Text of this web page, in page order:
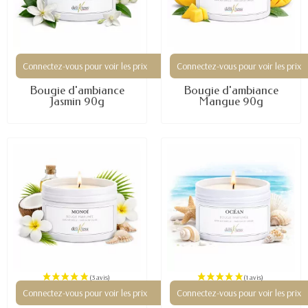
Connectez-vous pour voir les prix
Bougie d'ambiance
Jasmin 90g
Connectez-vous pour voir les prix
Bougie d'ambiance
Mangue 90g
Connectez-vous pour voir les prix Connectez-vous pour voir les prix